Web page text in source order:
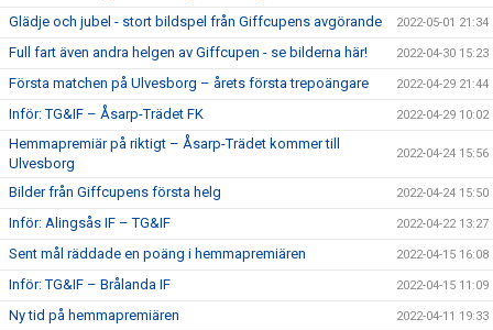
Glädje och jubel - stort bildspel från Giffcupens avgörande 2022-05-01 21:34
Full fart även andra helgen av Giffcupen - se bilderna här! 2022-04-30 15:23
Första matchen på Ulvesborg – årets första trepoängare 2022-04-29 21:44
Inför: TG&IF – Åsarp-Trädet FK 2022-04-29 10:02
Hemmapremiär på riktigt – Åsarp-Trädet kommer till
Ulvesborg
2022-04-24 15:56
Bilder från Giffcupens första helg 2022-04-24 15:50
Inför: Alingsås IF – TG&IF 2022-04-22 13:27
Sent mål räddade en poäng i hemmapremiären 2022-04-15 16:08
Inför: TG&IF – Brålanda IF 2022-04-15 11:09
Ny tid på hemmapremiären 2022-04-11 19:33